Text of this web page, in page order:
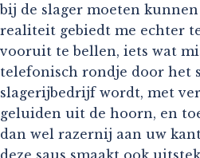
bij de slager moeten
realiteit gebiedt me echter
vooruit te bellen, iets wat
telefonisch rondje door het
slagerijbedrijf wordt, met
geluiden uit de hoorn, en
dan wel razernij aan uw
deze saus smaakt ook